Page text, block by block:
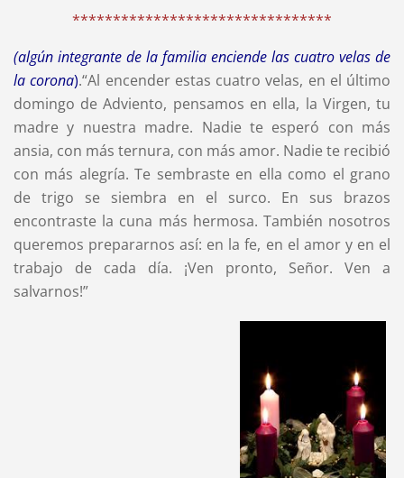
********************************
(algún integrante de la familia enciende las cuatro velas de
la corona).“Al encender estas cuatro velas, en el último
domingo de Adviento, pensamos en ella, la Virgen, tu
madre y nuestra madre. Nadie te esperó con más
ansia, con más ternura, con más amor. Nadie te recibió
con más alegría. Te sembraste en ella como el grano
de trigo se siembra en el surco. En sus brazos
encontraste la cuna más hermosa. También nosotros
queremos prepararnos así: en la fe, en el amor y en el
trabajo de cada día. ¡Ven pronto, Señor. Ven a
salvarnos!”